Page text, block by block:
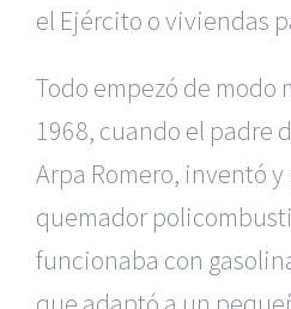
el Ejército o viviendas
Todo empezó de modo
1968, cuando el padre
Arpa Romero, inventó
quemador
funcionaba con